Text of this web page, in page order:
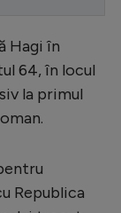
Hagi în
64, în locul
la primul
Republica